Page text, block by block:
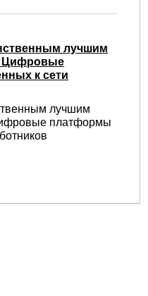
лучшим
Цифровые
к сети
лучшим
платформы